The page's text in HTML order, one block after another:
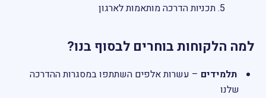
תכניות הדרכה מותאמות לארגון
למה הלקוחות בוחרים לבסוף בנו?
תלמידים – עשרות אלפים השתתפו במסגרות ההדרכה
שלנו